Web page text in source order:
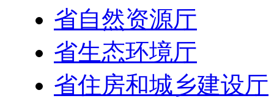
省自然资源厅
省生态环境厅
省住房和城乡建设厅